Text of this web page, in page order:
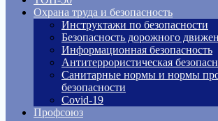
Охрана труда и безопасность
Инструктажи по безопасности
Безопасность дорожного
Информационная безопасность
Антитеррористическая
Санитарные нормы и нормы
безопасности
Covid-19
Профсоюз